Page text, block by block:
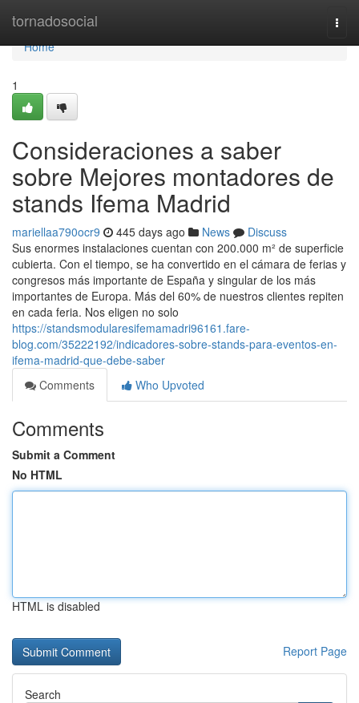
tornadosocial
Home
Home
1
Consideraciones a saber
sobre Mejores montadores de
stands Ifema Madrid
mariellaa790ocr9 445 days ago News
Discuss
Sus enormes instalaciones cuentan con 200.000 m² de superficie
cubierta. Con el tiempo, se ha convertido en el cámara de ferias y
congresos más importante de España y singular de los más
importantes de Europa. Más del 60% de nuestros clientes repiten
en cada feria. Nos eligen no solo
https://standsmodularesifemamadri96161.fare-
blog.com/35222192/indicadores-sobre-stands-para-eventos-en-
ifema-madrid-que-debe-saber
Comments
Who Upvoted
Comments
Submit a Comment
No HTML
HTML is disabled
Report Page
Search